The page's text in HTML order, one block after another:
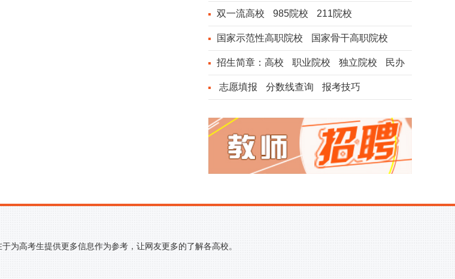
双一流高校 985院校 211院校
国家示范性高职院校 国家骨干高职院校
招生简章： 高校 职业院校 独立院校 民办
院校志愿填报 分数线查询 报考技巧
为高考生提供更多信息作为参考，让网友更多的了解各高校。